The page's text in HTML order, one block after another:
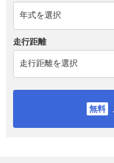
走行距離